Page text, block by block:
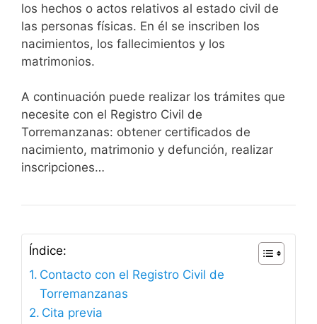
los hechos o actos relativos al estado civil de
las personas físicas. En él se inscriben los
nacimientos, los fallecimientos y los
matrimonios.
A continuación puede realizar los trámites que
necesite con el Registro Civil de
Torremanzanas: obtener certificados de
nacimiento, matrimonio y defunción, realizar
inscripciones…
Índice:
Contacto con el Registro Civil de
Torremanzanas
Cita previa